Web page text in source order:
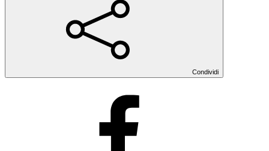
Condividi